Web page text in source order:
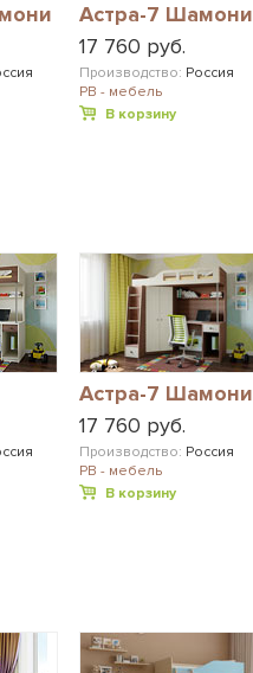
Астра-7 Шамони
17 760 руб.
Производство: Россия
РВ - мебель
В корзину
Астра-7 Шамони
17 760 руб.
Производство: Россия
РВ - мебель
В корзину